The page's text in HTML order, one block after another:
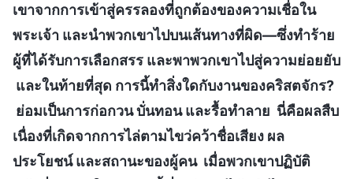
เขาจากการเข้าสู่ครรลองที่ถูกต้องของความเชื่อใน
พระเจ้า และนำพวกเขาไปบนเส้นทางที่ผิด—ซึ่งทำร้าย
ผู้ที่ได้รับการเลือกสรร และพาพวกเขาไปสู่ความย่อยยับ
และในท้ายที่สุด การนี้ทำสิ่งใดกับงานของคริสตจักร?
ย่อมเป็นการก่อกวน บั่นทอน และรื้อทำลาย นี่คือผลสืบ
เนื่องที่เกิดจากการไล่ตามไขว่คว้าชื่อเสียง ผล
ประโยชน์ และสถานะของผู้คน เมื่อพวกเขาปฏิบัติ